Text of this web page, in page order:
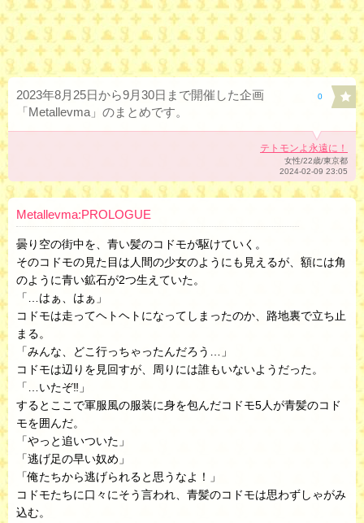
0
2023年8月25日から9月30日まで開催した企画
「Metallevma」のまとめです。
テトモンよ永遠に！
女性/22歳/東京都
2024-02-09 23:05
Metallevma:PROLOGUE
曇り空の街中を、青い髪のコドモが駆けていく。
そのコドモの見た目は人間の少女のようにも見えるが、額には角
のように青い鉱石が2つ生えていた。
「…はぁ、はぁ」
コドモは走ってヘトヘトになってしまったのか、路地裏で立ち止
まる。
「みんな、どこ行っちゃったんだろう…」
コドモは辺りを見回すが、周りには誰もいないようだった。
「…いたぞ‼︎」
するとここで軍服風の服装に身を包んだコドモ5人が青髪のコド
モを囲んだ。
「やっと追いついた」
「逃げ足の早い奴め」
「俺たちから逃げられると思うなよ！」
コドモたちに口々にそう言われ、青髪のコドモは思わずしゃがみ
込む。